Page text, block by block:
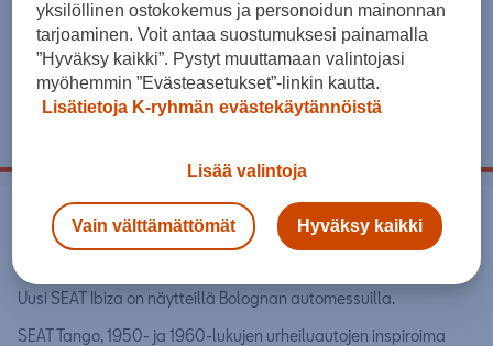
2001
Uusi SEAT Ibiza on näytteillä Bolognan automessuilla.
SEAT Tango, 1950- ja 1960-lukujen urheiluautojen inspiroima
yksilöllinen ostokokemus ja personoidun mainonnan
tarjoaminen. Voit antaa suostumuksesi painamalla
”Hyväksy kaikki”. Pystyt muuttamaan valintojasi
myöhemmin ”Evästeasetukset”-linkin kautta.
Lisätietoja K-ryhmän evästekäytännöistä
Lisää valintoja
Vain välttämättömät Hyväksy kaikki